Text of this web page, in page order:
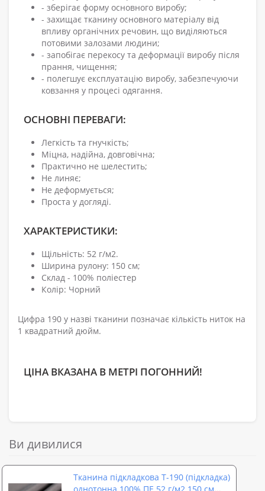
- зберігає форму основного виробу;
- захищає тканину основного матеріалу від
впливу органічних речовин, що виділяються
потовими залозами людини;
- запобігає перекосу та деформації виробу після
прання, чищення;
- полегшує експлуатацію виробу, забезпечуючи
ковзання у процесі одягання.
ОСНОВНІ ПЕРЕВАГИ:
Легкість та гнучкість;
Міцна, надійна, довговічна;
Практично не шелестить;
Не линяє;
Не деформується;
Проста у догляді.
ХАРАКТЕРИСТИКИ:
Щільність: 52 г/м2.
Ширина рулону: 150 см;
Склад - 100% поліестер
Колір: Чорний
Цифра 190 у назві тканини позначає кількість ниток на
1 квадратний дюйм.
ЦІНА ВКАЗАНА В МЕТРІ ПОГОННИЙ!
Ви дивилися
Тканина підкладкова Т-190 (підкладка)
однотонна 100% ПЕ 52 г/м2 150 см